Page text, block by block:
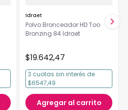
Idraet
Polvo Bronceador HD Too
Bronzing 84 Idraet
$19.642,47
3 cuotas sin interés de
$6547,49
Agregar al carrito